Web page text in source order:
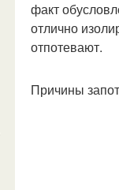
факт
отлично
отпотевают.
Причины